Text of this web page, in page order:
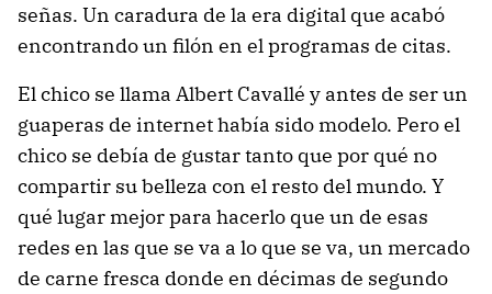
señas. Un caradura de la era digital que acabó
encontrando un filón en el programas de citas.
El chico se llama Albert Cavallé y antes de ser un
guaperas de internet había sido modelo. Pero el
chico se debía de gustar tanto que por qué no
compartir su belleza con el resto del mundo. Y
qué lugar mejor para hacerlo que un de esas
redes en las que se va a lo que se va, un mercado
de carne fresca donde en décimas de segundo